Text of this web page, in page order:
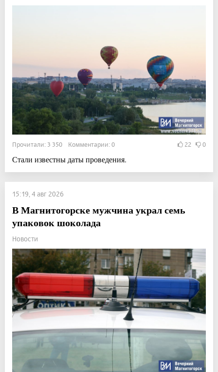
Прочитали: 3 350 Комментарии: 0 22 0
Стали известны даты проведения.
15:19, 4 авг 2026
В Магнитогорске мужчина украл семь
упаковок шоколада
Новости